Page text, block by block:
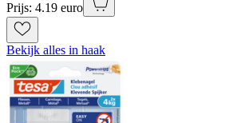
Prijs: 4.19 euro
Bekijk alles in haak